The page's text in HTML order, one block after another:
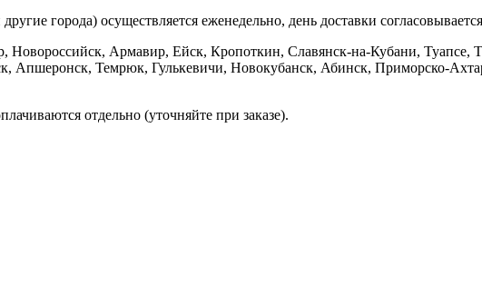
города) осуществляется еженедельно, день доставки согласовывается
Новороссийск, Армавир, Ейск, Кропоткин, Славянск-на-Кубани, Туапсе,
Апшеронск, Темрюк, Гулькевичи, Новокубанск, Абинск, Приморско-
отдельно (уточняйте при заказе).